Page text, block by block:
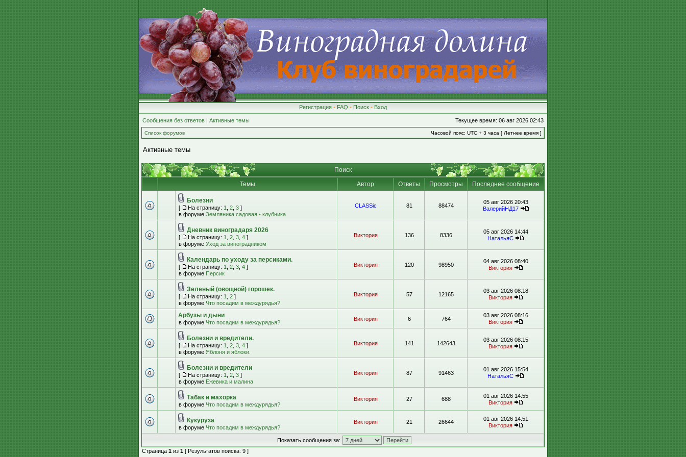
Регистрация • FAQ • Поиск • Вход
Сообщения без ответов | Активные темы Текущее время: 06 авг 2026 02:43
Список форумов Часовой пояс: UTC + 3 часа [ Летнее время ]
Активные темы
Поиск
Темы
Автор Ответы Просмотры Последнее сообщение
Болезни
[ На страницу: 1 2 3 ]
в форуме Земляника садовая - клубника
CLASSic 81 88474
05 авг 2026 20:43
ВалерийНД17
Дневник виноградаря 2026
[ На страницу: 1 2 3 4 ]
в форуме Уход за виноградником
Виктория 136 8336
05 авг 2026 14:44
НатальяС
Календарь по уходу за персиками.
[ На страницу: 1 2 3 4 ]
в форуме Персик
Виктория 120 98950
04 авг 2026 08:40
Виктория
Зеленый (овощной) горошек.
[ На страницу: 1 2 ]
в форуме Что посадим в междурядья?
Виктория 57 12165
03 авг 2026 08:18
Виктория
Арбузы и дыни
в форуме Что посадим в междурядья?
Виктория 6 764
03 авг 2026 08:16
Виктория
Болезни и вредители.
[ На страницу: 1 2 3 4 ]
в форуме Яблоня и яблоки.
Виктория 141 142643
03 авг 2026 08:15
Виктория
Болезни и вредители
[ На страницу: 1 2 3 ]
в форуме Ежевика и малина
Виктория 87 91463
01 авг 2026 15:54
НатальяС
Табак и махорка
в форуме Что посадим в междурядья?
Виктория 27 688
01 авг 2026 14:55
Виктория
Кукуруза
в форуме Что посадим в междурядья?
Виктория 21 26644
01 авг 2026 14:51
Виктория
Показать сообщения за:
Страница 1 из 1 [ Результатов поиска: 9 ]